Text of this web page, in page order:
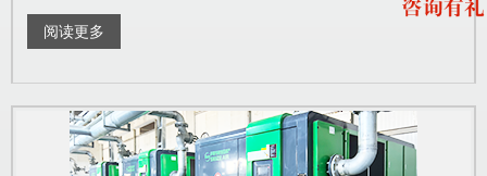
的设备，成为了一个关键问题。萨...
阅读更多